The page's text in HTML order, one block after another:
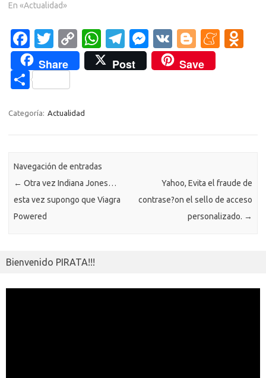
"Coca-Cola te chispa la vida"
tendreis que saber si leeis lo
que esta en LEER MAS
>>>Vendaval Dixit,…
En «Actualidad»
Fa
c
e
b
o
T
w
it
te
r
C
o
p
Li
W
h
at
T
el
e
M
es
se
V
K
Bl
o
g
M
i
Share Post Save
C
m
ti
r
Categoría: Actualidad
Navegación de entradas
← Otra vez Indiana Jones…
esta vez supongo que Viagra
Powered
Yahoo, Evita el fraude de
contrase?on el sello de acceso
personalizado. →
Bienvenido PIRATA!!!